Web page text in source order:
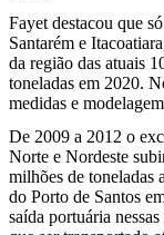
Fayet destacou que
Santarém e
da região das atuais
toneladas em 2020.
medidas e
De 2009 a 2012 o
Norte e Nordeste
milhões de toneladas
do Porto de Santos
saída portuária